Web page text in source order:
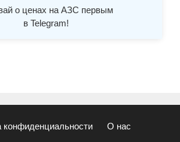
о ценах на АЗС первым
в Telegram!
конфиденциальности О нас